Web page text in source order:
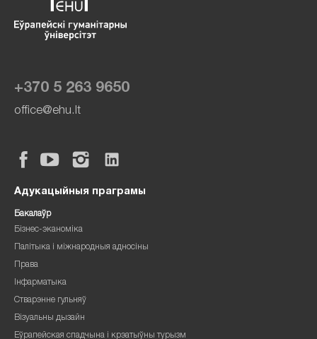
+370 5 263 9650
office@ehu.lt
Адукацыйныя праграмы
Бакалаўр
Бізнес-эканоміка
Палітыка і міжнародныя адносіны
Права
Інфарматыка
Стварэнне гульняў
Візуальны дызайн
Еўрапейская спадчына і крэатыўны турызм